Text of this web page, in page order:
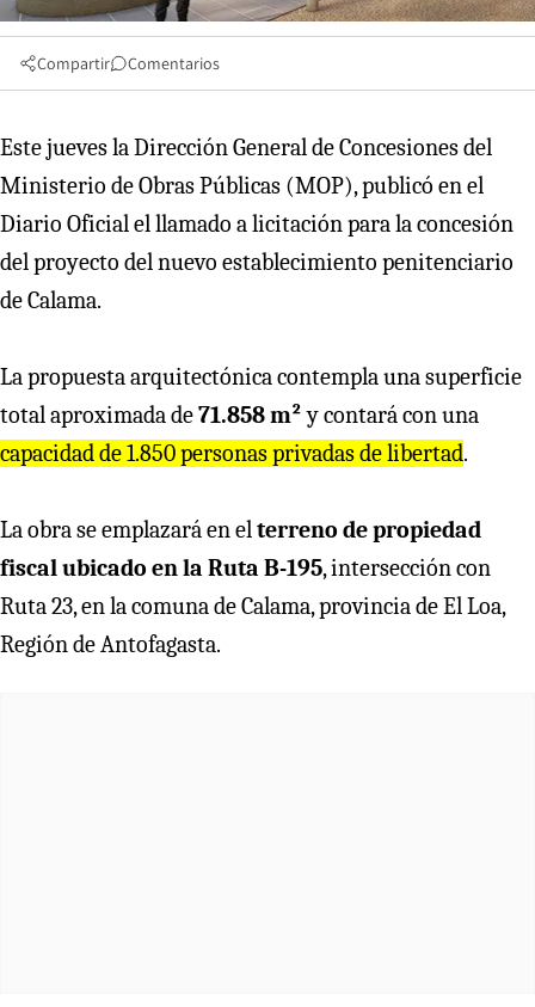
Compartir Comentarios
Este jueves la Dirección General de Concesiones del
Ministerio de Obras Públicas (MOP), publicó en el
Diario Oficial el llamado a licitación para la concesión
del proyecto del nuevo establecimiento penitenciario
de Calama.
La propuesta arquitectónica contempla una superficie
total aproximada de71.858 m²y contará con una
capacidad de 1.850 personas privadas de libertad.
La obra se emplazará en elterreno de propiedad
fiscal ubicado en la Ruta B-195, intersección con
Ruta 23, en la comuna de Calama, provincia de El Loa,
Región de Antofagasta.